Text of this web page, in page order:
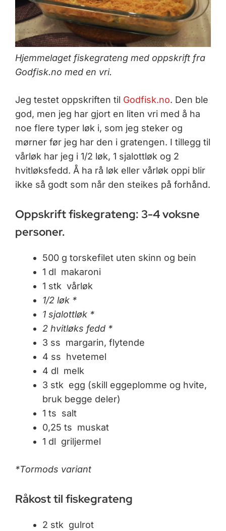
Hjemmelaget fiskegrateng med oppskrift fra
Godfisk.no med en vri.
Jeg testet oppskriften til Godfisk.no. Den ble
god, men jeg har gjort en liten vri med å ha
noe flere typer løk i, som jeg steker og
mørner før jeg har den i gratengen. I tillegg til
vårløk har jeg i 1/2 løk, 1 sjalottløk og 2
hvitløksfedd. Å ha rå løk eller vårløk oppi blir
ikke så godt som når den steikes på forhånd.
Oppskrift fiskegrateng: 3-4 voksne
personer.
500 g torskefilet uten skinn og bein
1 dl makaroni
1 stk vårløk
1/2 løk *
1 sjalottløk *
2 hvitløks fedd *
3 ss margarin, flytende
4 ss hvetemel
4 dl melk
3 stk egg (skill eggeplomme og hvite,
bruk begge deler)
1 ts salt
0,25 ts muskat
1 dl griljermel
*Tormods variant
Råkost til fiskegrateng
2 stk gulrot